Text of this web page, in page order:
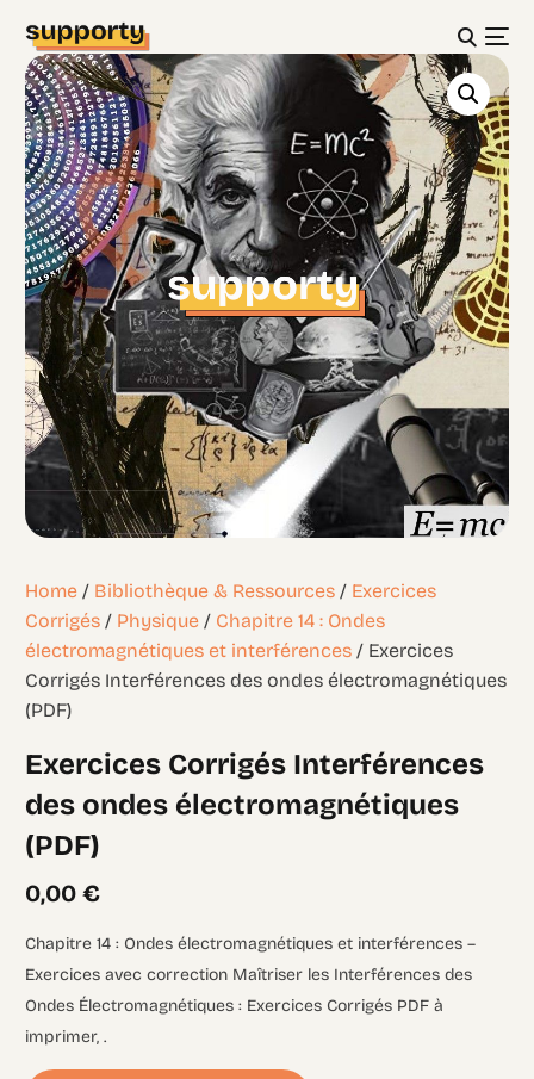
Home / Bibliothèque & Ressources / Exercices
Corrigés / Physique / Chapitre 14 : Ondes
électromagnétiques et interférences / Exercices
Corrigés Interférences des ondes électromagnétiques
(PDF)
Exercices Corrigés Interférences
des ondes électromagnétiques
(PDF)
0,00€
Chapitre 14 : Ondes électromagnétiques et interférences –
Exercices avec correction Maîtriser les Interférences des
Ondes Électromagnétiques : Exercices Corrigés PDF à
imprimer, .